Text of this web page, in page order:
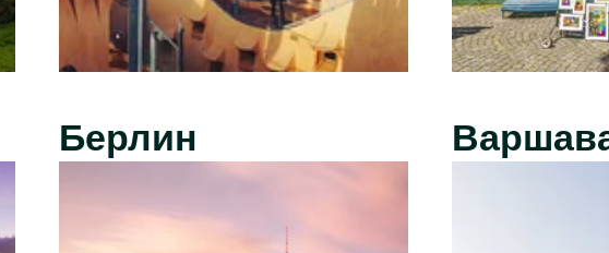
Берлин